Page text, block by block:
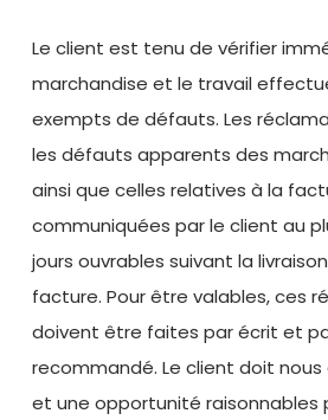
Le client est tenu de vérifier
marchandise et le travail
exempts de défauts. Les
les défauts apparents des
ainsi que celles relatives à la
communiquées par le client au
jours ouvrables suivant la
facture. Pour être valables, ces
doivent être faites par écrit et
recommandé. Le client doit
et une opportunité raisonnables